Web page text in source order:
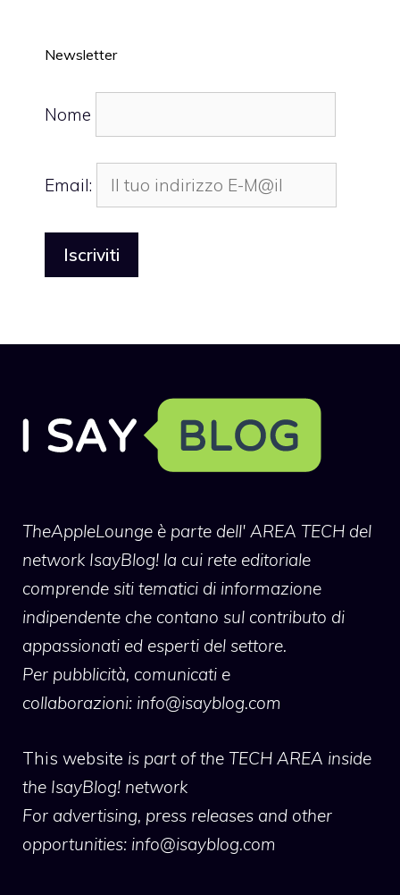
Newsletter
Nome
Email:
TheAppleLounge è parte dell' AREA TECH del
network IsayBlog! la cui rete editoriale
comprende siti tematici di informazione
indipendente che contano sul contributo di
appassionati ed esperti del settore.
Per pubblicità, comunicati e
collaborazioni: info@isayblog.com
This website is part of the TECH AREA inside
the IsayBlog! network
For advertising, press releases and other
opportunities: info@isayblog.com